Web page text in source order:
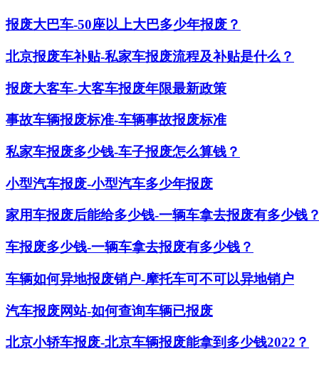
报废大巴车-50座以上大巴多少年报废？
北京报废车补贴-私家车报废流程及补贴是什么？
报废大客车-大客车报废年限最新政策
事故车辆报废标准-车辆事故报废标准
私家车报废多少钱-车子报废怎么算钱？
小型汽车报废-小型汽车多少年报废
家用车报废后能给多少钱-一辆车拿去报废有多少钱？
车报废多少钱-一辆车拿去报废有多少钱？
车辆如何异地报废销户-摩托车可不可以异地销户
汽车报废网站-如何查询车辆已报废
北京小轿车报废-北京车辆报废能拿到多少钱2022？